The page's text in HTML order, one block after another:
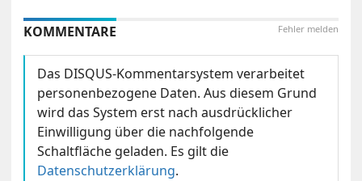
Fehler melden
KOMMENTARE
Das DISQUS-Kommentarsystem verarbeitet
personenbezogene Daten. Aus diesem Grund
wird das System erst nach ausdrücklicher
Einwilligung über die nachfolgende
Schaltfläche geladen. Es gilt die
Datenschutzerklärung.